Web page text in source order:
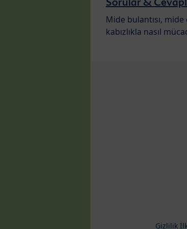
Mide bulantısı,
kabızlıkla nasıl
Gizlilik